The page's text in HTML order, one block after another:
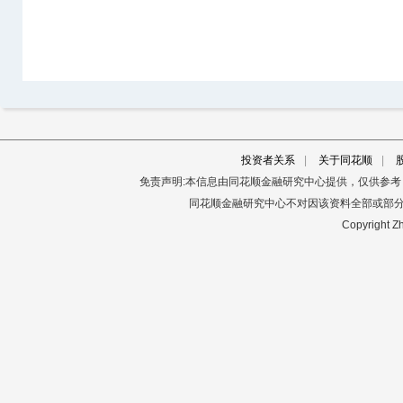
投资者关系 关于同花顺
免责声明:本信息由同花顺金融研究中心提供，仅供参
同花顺金融研究中心不对因该资料全部或部
Copyright